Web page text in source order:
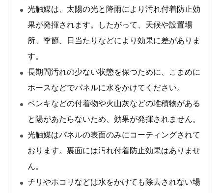
光触媒は、太陽の光と降雨により汚れ付着防止効
果が発揮されます。したがって、天候や設置場
所、季節、日当たりなどにより効果に差がありま
す。
長期間汚れの少ない状態を保つために、こまめに
ホースなどでパネルに水をかけてください。
ペンキなどの付着物や火山灰などの堆積物がある
と陽があたらないため、効果が発揮されません。
光触媒はパネルの表面のみにコーティングされて
おります。裏面には汚れ付着防止効果はありませ
ん。
チリやホコリなどは水をかけても除去されない場